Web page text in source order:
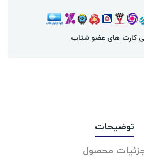
کارت های عضو شتاب
توضیحات
محصول